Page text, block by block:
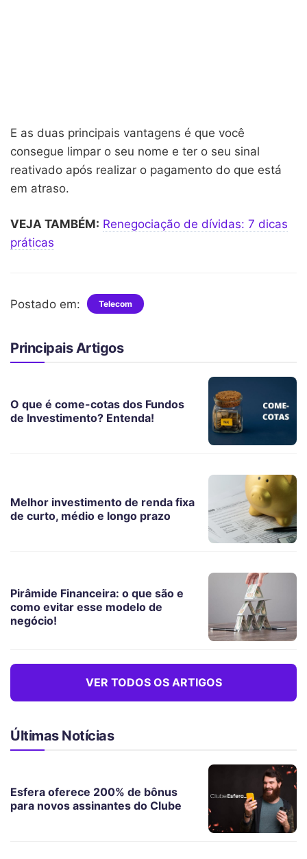
E as duas principais vantagens é que você
consegue limpar o seu nome e ter o seu sinal
reativado após realizar o pagamento do que está
em atraso.
VEJA TAMBÉM: Renegociação de dívidas: 7 dicas
práticas
Postado em: Telecom
Principais Artigos
O que é come-cotas dos Fundos
de Investimento? Entenda!
Melhor investimento de renda fixa
de curto, médio e longo prazo
Pirâmide Financeira: o que são e
como evitar esse modelo de
negócio!
VER TODOS OS ARTIGOS
Últimas Notícias
Esfera oferece 200% de bônus
para novos assinantes do Clube